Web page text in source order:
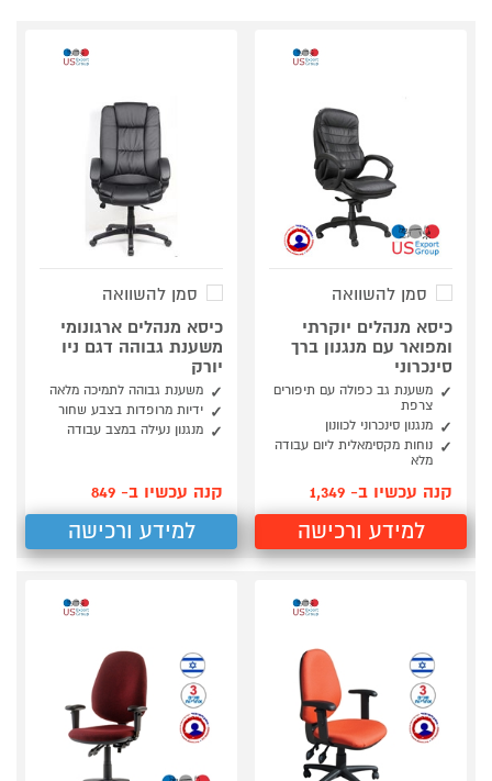
סמן להשוואה
כיסא מנהלים יוקרתי
ומפואר עם מנגנון ברך
סינכרוני
משענת גב כפולה עם תיפורים
צרפת
מנגנון סינכרוני לכוונון
נוחות מקסימאלית ליום עבודה
מלא
קנה עכשיו ב- 1,349
למידע ורכישה
סמן להשוואה
כיסא מנהלים ארגונומי
משענת גבוהה דגם ניו
יורק
משענת גבוהה לתמיכה מלאה
ידיות מרופדות בצבע שחור
מנגנון נעילה במצב עבודה
קנה עכשיו ב- 849
למידע ורכישה